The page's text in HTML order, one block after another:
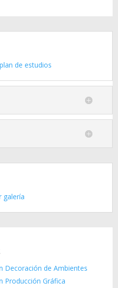
de estudios
galería
Decoración de Ambientes
Producción Gráfica